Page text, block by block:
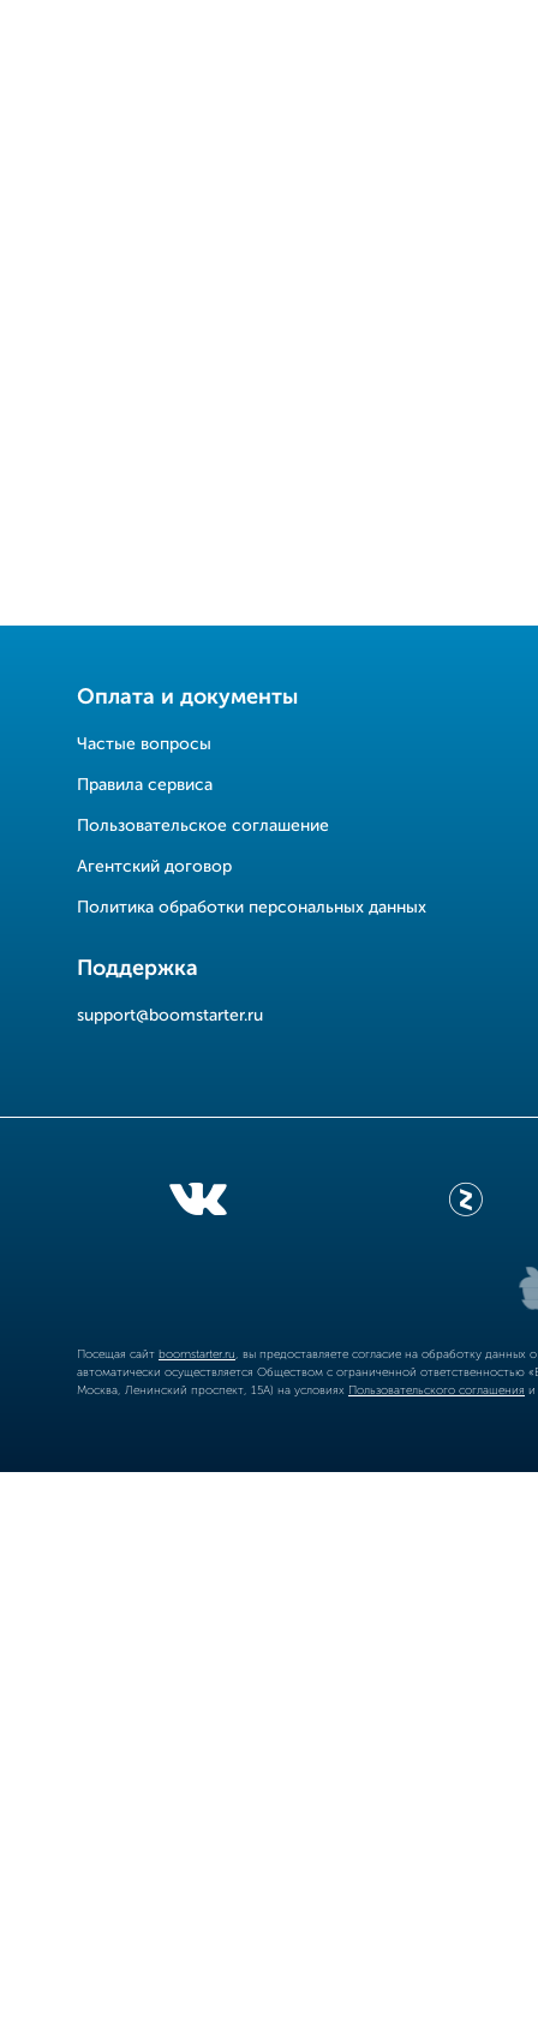
Оплата и документы
Частые вопросы
Правила сервиса
Пользовательское соглашение
Агентский договор
Политика обработки персональных данных
Поддержка
support@boomstarter.ru
Посещая сайт boomstarter.ru , вы предоставляете согласие на обработку
автоматически осуществляется Обществом с ограниченной
Москва, Ленинский проспект, 15А) на условиях Пользовательского соглашения и